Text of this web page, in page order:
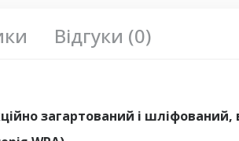
Відгуки (0)
загартований і шліфований,